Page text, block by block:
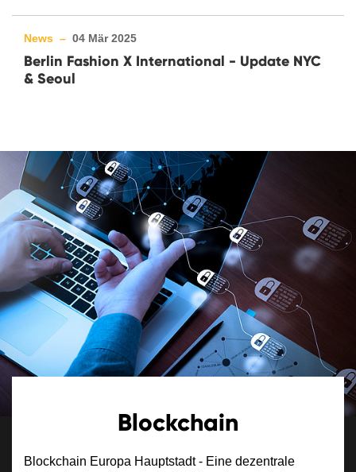
News – 04 Mär 2025
Berlin Fashion X International - Update NYC
& Seoul
Blockchain
Blockchain Europa Hauptstadt - Eine dezentrale